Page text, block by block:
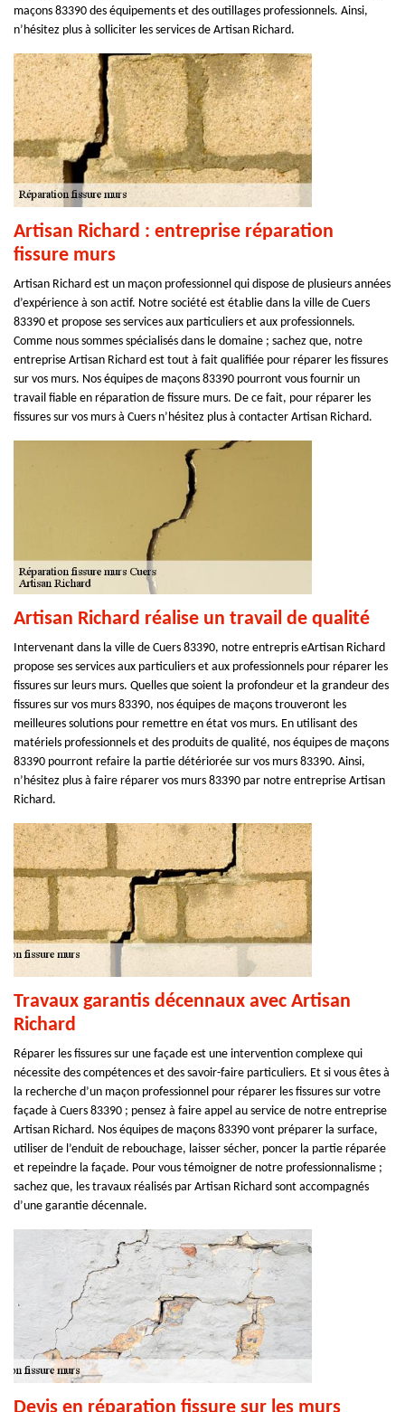
maçons 83390 des équipements et des outillages professionnels. Ainsi,
n’hésitez plus à solliciter les services de Artisan Richard.
Artisan Richard : entreprise réparation
fissure murs
Artisan Richard est un maçon professionnel qui dispose de plusieurs années
d’expérience à son actif. Notre société est établie dans la ville de Cuers
83390 et propose ses services aux particuliers et aux professionnels.
Comme nous sommes spécialisés dans le domaine ; sachez que, notre
entreprise Artisan Richard est tout à fait qualifiée pour réparer les fissures
sur vos murs. Nos équipes de maçons 83390 pourront vous fournir un
travail fiable en réparation de fissure murs. De ce fait, pour réparer les
fissures sur vos murs à Cuers n’hésitez plus à contacter Artisan Richard.
Artisan Richard réalise un travail de qualité
Intervenant dans la ville de Cuers 83390, notre entrepris eArtisan Richard
propose ses services aux particuliers et aux professionnels pour réparer les
fissures sur leurs murs. Quelles que soient la profondeur et la grandeur des
fissures sur vos murs 83390, nos équipes de maçons trouveront les
meilleures solutions pour remettre en état vos murs. En utilisant des
matériels professionnels et des produits de qualité, nos équipes de maçons
83390 pourront refaire la partie détériorée sur vos murs 83390. Ainsi,
n’hésitez plus à faire réparer vos murs 83390 par notre entreprise Artisan
Richard.
Travaux garantis décennaux avec Artisan
Richard
Réparer les fissures sur une façade est une intervention complexe qui
nécessite des compétences et des savoir-faire particuliers. Et si vous êtes à
la recherche d’un maçon professionnel pour réparer les fissures sur votre
façade à Cuers 83390 ; pensez à faire appel au service de notre entreprise
Artisan Richard. Nos équipes de maçons 83390 vont préparer la surface,
utiliser de l’enduit de rebouchage, laisser sécher, poncer la partie réparée
et repeindre la façade. Pour vous témoigner de notre professionnalisme ;
sachez que, les travaux réalisés par Artisan Richard sont accompagnés
d’une garantie décennale.